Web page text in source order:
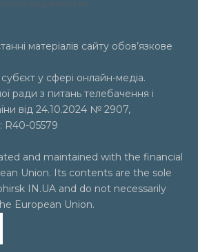
матеріалів сайту обов’язкове
субєкт у сфері онлайн-медіа.
ради з питань телебачення і
від 24.10.2024 № 2907,
R40-05579
and maintained with the financial
Union. Its contents are the sole
IN.UA and do not necessarily
European Union.